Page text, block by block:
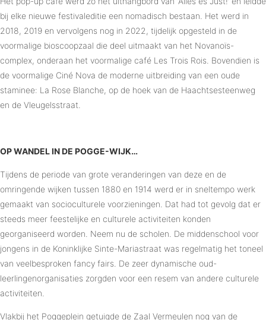
bij elke nieuwe festivaleditie een nomadisch bestaan. Het werd in
2018, 2019 en vervolgens nog in 2022, tijdelijk opgesteld in de
voormalige bioscoopzaal die deel uitmaakt van het Novanoïs-
complex, onderaan het voormalige café Les Trois Rois. Bovendien is
de voormalige Ciné Nova de moderne uitbreiding van een oude
staminee: La Rose Blanche, op de hoek van de Haachtsesteenweg
en de Vleugelsstraat.
OP WANDEL IN DE POGGE-WIJK…
Tijdens de periode van grote veranderingen van deze en de
omringende wijken tussen 1880 en 1914 werd er in sneltempo werk
gemaakt van socioculturele voorzieningen. Dat had tot gevolg dat er
steeds meer feestelijke en culturele activiteiten konden
georganiseerd worden. Neem nu de scholen. De middenschool voor
jongens in de Koninklijke Sinte-Mariastraat was regelmatig het toneel
van veelbesproken fancy fairs. De zeer dynamische oud-
leerlingenorganisaties zorgden voor een resem van andere culturele
activiteiten.
Vlakbij het Poggeplein getuigde de Zaal Vermeulen nog van de